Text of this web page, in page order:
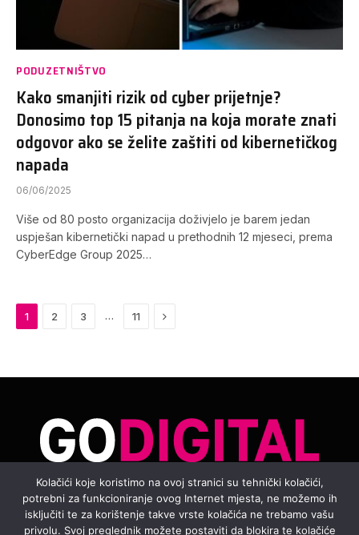
PODUZETNIŠTVO
Kako smanjiti rizik od cyber prijetnje?
Donosimo top 15 pitanja na koja morate znati
odgovor ako se želite zaštiti od kibernetičkog
napada
06/06/2025
Više od 80 posto organizacija doživjelo je barem jedan
uspješan kibernetički napad u prethodnih 12 mjeseci, prema
CyberEdge Group 2025…
1 2 3 … 11 Next
FacebookInstagram YouTube TikTok
Kolačići koje koristimo na ovoj stranici su tehnički kolačići,
potrebni za funkcioniranje ovog Internet mjesta, ne možemo ih
isključiti te za korištenje takve vrste kolačića ne trebamo vašu
privolu. Svoj preglednik možete postaviti da blokira te kolačiće